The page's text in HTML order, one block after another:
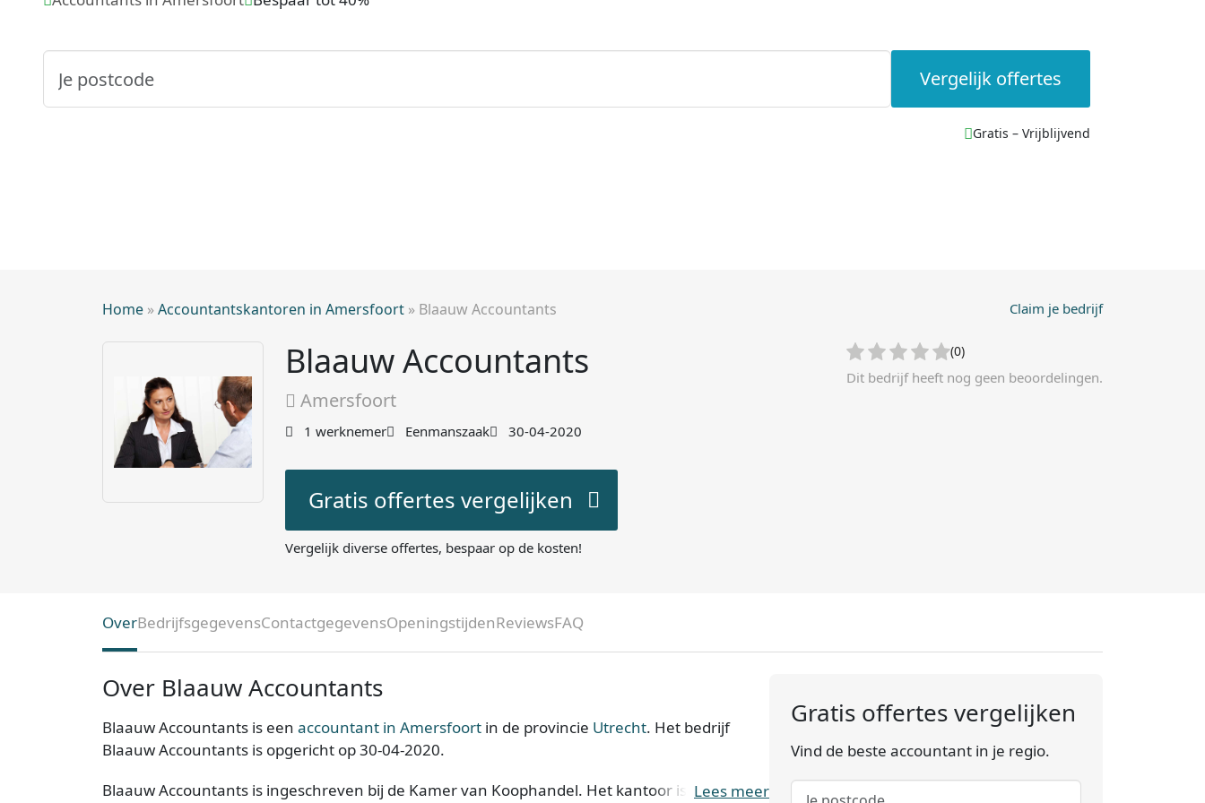
Vergelijk offertes
Gratis – Vrijblijvend
Home »Accountantskantoren in Amersfoort » Blaauw Accountants Claim je bedrijf
Blaauw Accountants
Amersfoort
1 werknemer Eenmanszaak 30-04-2020
(0)
Dit bedrijf heeft nog geen beoordelingen.
Gratis offertes vergelijken
Vergelijk diverse offertes, bespaar op de kosten!
OverBedrijfsgegevensContactgegevensOpeningstijdenReviewsFAQ
Over Blaauw Accountants
Blaauw Accountants is een accountant in Amersfoort in de provincie Utrecht. Het bedrijf
Blaauw Accountants is opgericht op 30-04-2020.
Blaauw Accountants is ingeschreven bij de Kamer van Koophandel. Het kantoor is bij de KvK
Lees meer
Gratis offertes vergelijken
Vind de beste accountant in je regio.